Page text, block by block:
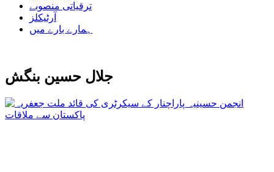
ترقیاتی منصوبے
آرٹیکلز
ہمارے بارے میں
جلال حسین بنگش